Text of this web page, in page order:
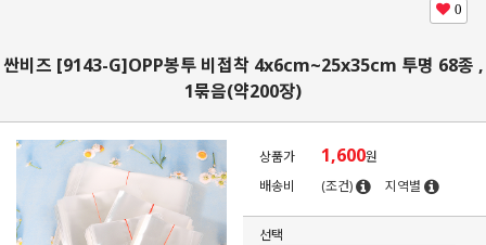
0
싼비즈 [9143-G]OPP봉투 비접착 4x6cm~25x35cm 투명 68종 ,
1묶음(약200장)
상품가 1,600원
배송비
(조건) 지역별
선택